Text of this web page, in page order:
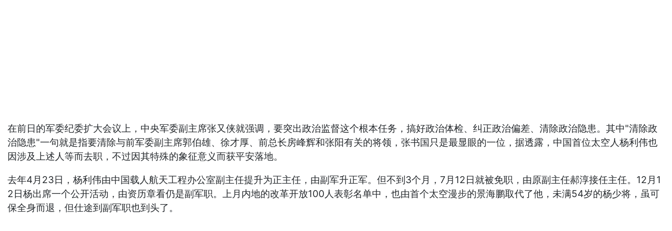
在前日的军委纪委扩大会议上，中央军委副主席张又侠就强调，要突出政治监督这个根本任务，搞好政治体检、纠正政治偏差、清除政治隐患。其中"清除政
治隐患"一句就是指要清除与前军委副主席郭伯雄、徐才厚、前总长房峰辉和张阳有关的将领，张书国只是最显眼的一位，据透露，中国首位太空人杨利伟也
因涉及上述人等而去职，不过因其特殊的象征意义而获平安落地。
去年4月23日，杨利伟由中国载人航天工程办公室副主任提升为正主任，由副军升正军。但不到3个月，7月12日就被免职，由原副主任郝淳接任主任。12月1
2日杨出席一个公开活动，由资历章看仍是副军职。上月内地的改革开放100人表彰名单中，也由首个太空漫步的景海鹏取代了他，未满54岁的杨少将，虽可
保全身而退，但仕途到副军职也到头了。